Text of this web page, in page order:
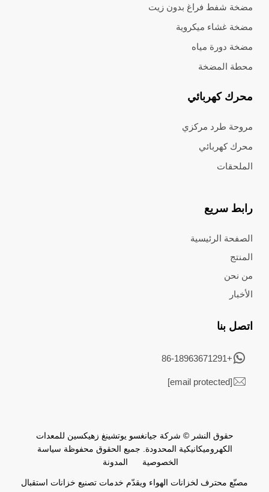
مضخة شفط فراغ بدون زيت
مضخة غشاء ميكروية
مضخة دورة مياه
محطة المضخة
محرك كهربائي
مروحة طرد مركزي
محرك كهربائي
الملحقات
رابط سريع
الصفحة الرئيسية
المنتج
من نحن
الأخبار
اتصل بنا
+86-18963671291
[email protected]
حقوق النشر © شركة جيانغسو يوتشينغ زهيكسين للمعدات
الكهروميكانيكية المحدودة. جميع الحقوق محفوظة سياسة
الخصوصية
المدونة
مصنّع محترف لخزانات الهواء ويقدّم خدمات تصنيع خزانات استقبال